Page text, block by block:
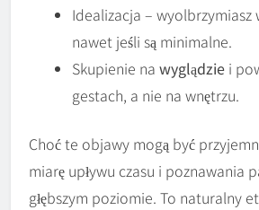
Idealizacja – wyolbrzymiasz
nawet jeśli są minimalne.
Skupienie na wyglądzie i
gestach, a nie na wnętrzu.
Choć te objawy mogą być
miarę upływu czasu i poznawania
głębszym poziomie. To naturalny